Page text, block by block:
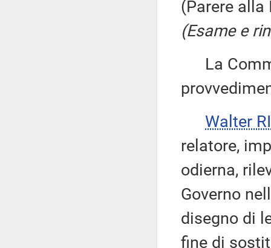
(Parere alla
(Esame e
La
Walter
relatore,
odierna,
Governo
disegno di
fine di